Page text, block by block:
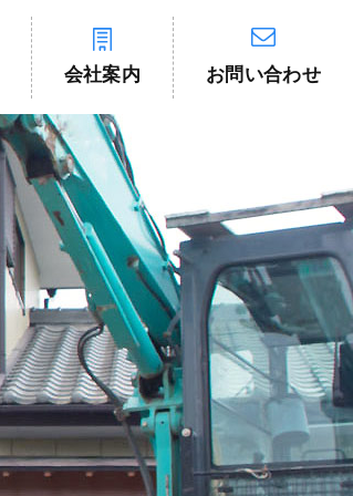
会社案内 お問い合わせ